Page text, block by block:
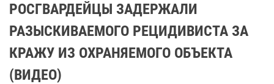
РОСГВАРДЕЙЦЫ ЗАДЕРЖАЛИ
РАЗЫСКИВАЕМОГО РЕЦИДИВИСТА ЗА
КРАЖУ ИЗ ОХРАНЯЕМОГО ОБЪЕКТА
(ВИДЕО)